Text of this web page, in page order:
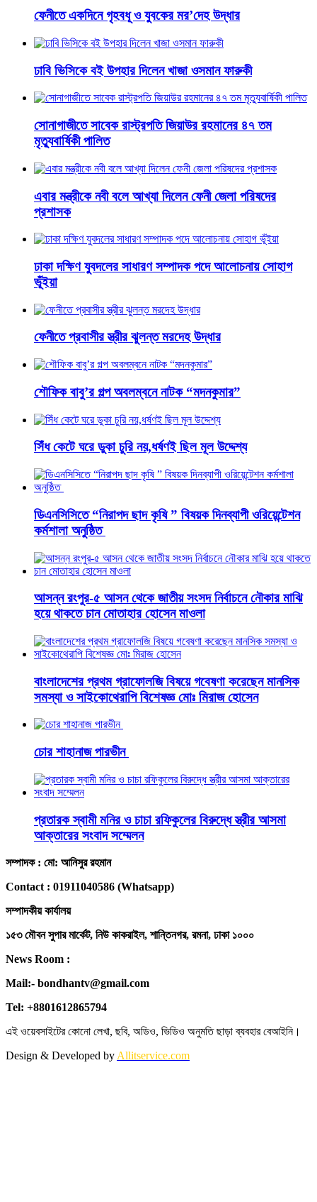
ফেনীতে একদিনে গৃহবধূ ও যুবকের মর’দেহ উদ্ধার
ঢাবি ভিসিকে বই উপহার দিলেন খাজা ওসমান ফারুকী
সোনাগাজীতে সাবেক রাস্ট্রপতি জিয়াউর রহমানের ৪৭ তম
মৃত্যুবার্ষিকী পালিত
এবার মন্ত্রীকে নবী বলে আখ্যা দিলেন ফেনী জেলা পরিষদের
প্রশাসক
ঢাকা দক্ষিণ যুবদলের সাধারণ সম্পাদক পদে আলোচনায় সোহাগ
ভূঁইয়া
ফেনীতে প্রবাসীর স্ত্রীর ঝুলন্ত মরদেহ উদ্ধার
শৌফিক বাবু’র গল্প অবলম্বনে নাটক “মদনকুমার”
সিঁধ কেটে ঘরে ডুকা চুরি নয়,ধর্ষণই ছিল মূল উদ্দেশ্য
ডিএনসিসিতে “নিরাপদ ছাদ কৃষি ” বিষয়ক দিনব্যাপী ওরিয়েন্টেশন
কর্মশালা অনুষ্ঠিত
আসন্ন রংপুর-৫ আসন থেকে জাতীয় সংসদ নির্বাচনে নৌকার মাঝি
হয়ে থাকতে চান মোতাহার হোসেন মাওলা
বাংলাদেশের প্রথম গ্রাফোলজি বিষয়ে গবেষণা করেছেন মানসিক
সমস্যা ও সাইকোথেরাপি বিশেষজ্ঞ মোঃ মিরাজ হোসেন
চোর শাহানাজ পারভীন
প্রতারক স্বামী মনির ও চাচা রফিকুলের বিরুদ্ধে স্ত্রীর আসমা
আক্তারের সংবাদ সম্মেলন
সম্পাদক : মো: আনিসুর রহমান
Contact : 01911040586 (Whatsapp)
সম্পাদকীয় কার্যালয়
১৫৩ মৌবন সুপার মার্কেট, নিউ কাকরাইল, শান্তিনগর, রমনা, ঢাকা ১০০০
News Room :
Mail:- bondhantv@gmail.com
Tel: +8801612865794
এই ওয়েবসাইটের কোনো লেখা, ছবি, অডিও, ভিডিও অনুমতি ছাড়া ব্যবহার বেআইনি।
Design & Developed by Allitservice.com